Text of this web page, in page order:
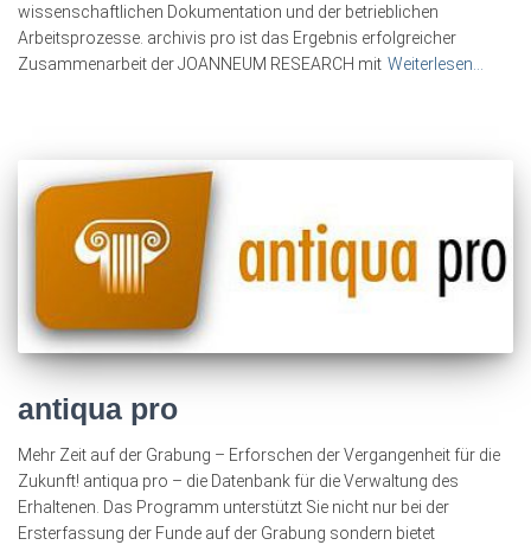
wissenschaftlichen Dokumentation und der betrieblichen
Arbeitsprozesse. archivis pro ist das Ergebnis erfolgreicher
Zusammenarbeit der JOANNEUM RESEARCH mit Weiterlesen…
antiqua pro
Mehr Zeit auf der Grabung – Erforschen der Vergangenheit für die
Zukunft! antiqua pro – die Datenbank für die Verwaltung des
Erhaltenen. Das Programm unterstützt Sie nicht nur bei der
Ersterfassung der Funde auf der Grabung sondern bietet